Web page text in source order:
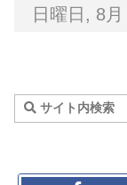
日曜日, 8